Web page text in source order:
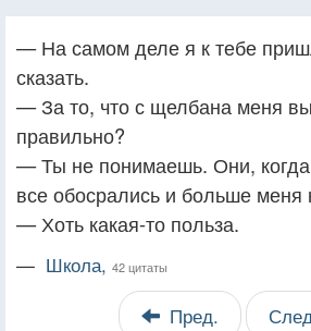
— На самом деле я к тебе
сказать.
— За то, что с щелбана меня
правильно?
— Ты не понимаешь. Они,
все обосрались и больше меня
— Хоть какая-то польза.
— Школа, 42 цитаты
Пред.